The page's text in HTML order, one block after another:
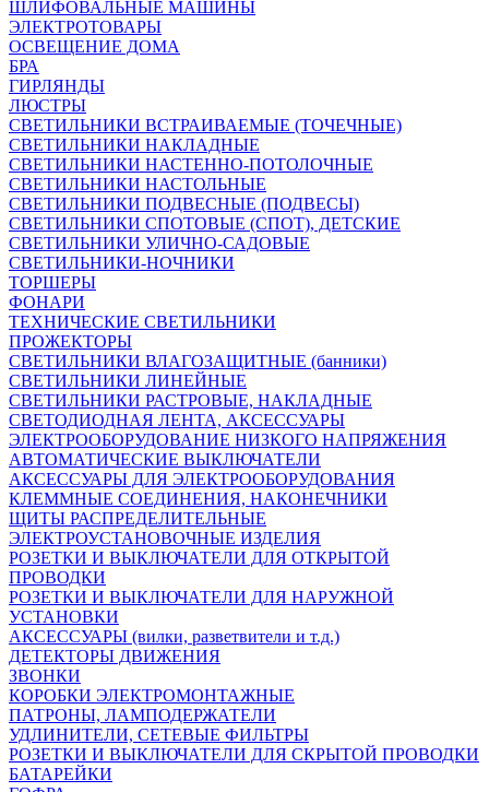
ШЛИФОВАЛЬНЫЕ МАШИНЫ
ЭЛЕКТРОТОВАРЫ
ОСВЕЩЕНИЕ ДОМА
БРА
ГИРЛЯНДЫ
ЛЮСТРЫ
СВЕТИЛЬНИКИ ВСТРАИВАЕМЫЕ (ТОЧЕЧНЫЕ)
СВЕТИЛЬНИКИ НАКЛАДНЫЕ
СВЕТИЛЬНИКИ НАСТЕННО-ПОТОЛОЧНЫЕ
СВЕТИЛЬНИКИ НАСТОЛЬНЫЕ
СВЕТИЛЬНИКИ ПОДВЕСНЫЕ (ПОДВЕСЫ)
СВЕТИЛЬНИКИ СПОТОВЫЕ (СПОТ), ДЕТСКИЕ
СВЕТИЛЬНИКИ УЛИЧНО-САДОВЫЕ
СВЕТИЛЬНИКИ-НОЧНИКИ
ТОРШЕРЫ
ФОНАРИ
ТЕХНИЧЕСКИЕ СВЕТИЛЬНИКИ
ПРОЖЕКТОРЫ
СВЕТИЛЬНИКИ ВЛАГОЗАЩИТНЫЕ (банники)
СВЕТИЛЬНИКИ ЛИНЕЙНЫЕ
СВЕТИЛЬНИКИ РАСТРОВЫЕ, НАКЛАДНЫЕ
СВЕТОДИОДНАЯ ЛЕНТА, АКСЕССУАРЫ
ЭЛЕКТРООБОРУДОВАНИЕ НИЗКОГО НАПРЯЖЕНИЯ
АВТОМАТИЧЕСКИЕ ВЫКЛЮЧАТЕЛИ
АКСЕССУАРЫ ДЛЯ ЭЛЕКТРООБОРУДОВАНИЯ
КЛЕММНЫЕ СОЕДИНЕНИЯ, НАКОНЕЧНИКИ
ЩИТЫ РАСПРЕДЕЛИТЕЛЬНЫЕ
ЭЛЕКТРОУСТАНОВОЧНЫЕ ИЗДЕЛИЯ
РОЗЕТКИ И ВЫКЛЮЧАТЕЛИ ДЛЯ ОТКРЫТОЙ
ПРОВОДКИ
РОЗЕТКИ И ВЫКЛЮЧАТЕЛИ ДЛЯ НАРУЖНОЙ
УСТАНОВКИ
АКСЕССУАРЫ (вилки, разветвители и т.д.)
ДЕТЕКТОРЫ ДВИЖЕНИЯ
ЗВОНКИ
КОРОБКИ ЭЛЕКТРОМОНТАЖНЫЕ
ПАТРОНЫ, ЛАМПОДЕРЖАТЕЛИ
УДЛИНИТЕЛИ, СЕТЕВЫЕ ФИЛЬТРЫ
РОЗЕТКИ И ВЫКЛЮЧАТЕЛИ ДЛЯ СКРЫТОЙ ПРОВОДКИ
БАТАРЕЙКИ